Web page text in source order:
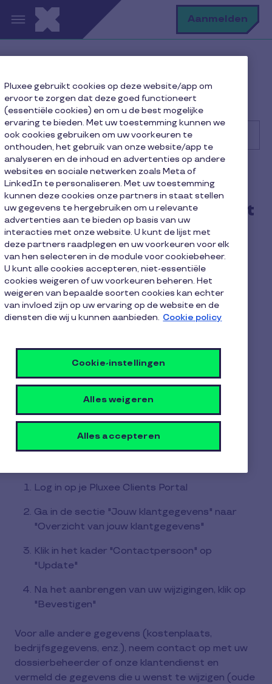
Overslaan en naar de inhoud gaan Aanmelden
Beheer van mijn Pluxee-account
Hoe wijzig ik gegevens in het Pluxee Clients Portal ?
Zoek
Bedrijf
Hoe wijzig ik gegevens in het
Pluxee Clients Portal ?
1 minuut leestijd 13 oktober 2025
1
minuut
leestijd
U kunt enkel handmatig de volgende gegevens
aanpassen, die gekoppeld zijn aan uw
contactpersonen:
Achternaam
Taal
E-mailadres gekoppeld aan het Pluxee
Log in op je Pluxee Clients Portal
Ga in de sectie "Jouw klantgegevens" naar
"Overzicht van jouw klantgegevens"
Klik in het kader "Contactpersoon" op
"Update"
Na het aanbrengen van uw wijzigingen, klik op
"Bevestigen"
Voor alle andere gegevens (kostenplaats,
bedrijfsgegevens, enz.), neem contact op met uw
dossierbeheerder of onze klantendienst en
vermeld de gegevens die u wenst te wijzigen (oude
Pluxee gebruikt cookies op deze website/app om
ervoor te zorgen dat deze goed functioneert
(essentiële cookies) en om u de best mogelijke
ervaring te bieden. Met uw toestemming kunnen we
ook cookies gebruiken om uw voorkeuren te
onthouden, het gebruik van onze website/app te
analyseren en de inhoud en advertenties op andere
websites en sociale netwerken zoals Meta of
LinkedIn te personaliseren. Met uw toestemming
kunnen deze cookies onze partners in staat stellen
uw gegevens te hergebruiken om u relevante
advertenties aan te bieden op basis van uw
interacties met onze website. U kunt de lijst met
deze partners raadplegen en uw voorkeuren voor elk
van hen selecteren in de module voor cookiebeheer.
U kunt alle cookies accepteren, niet-essentiële
cookies weigeren of uw voorkeuren beheren. Het
weigeren van bepaalde soorten cookies kan echter
van invloed zijn op uw ervaring op de website en de
diensten die wij u kunnen aanbieden. Cookie policy
Cookie-instellingen
Alles weigeren
Alles accepteren